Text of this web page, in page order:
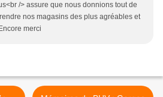
/> assure que nous donnions tout de
nos magasins des plus agréables et
merci